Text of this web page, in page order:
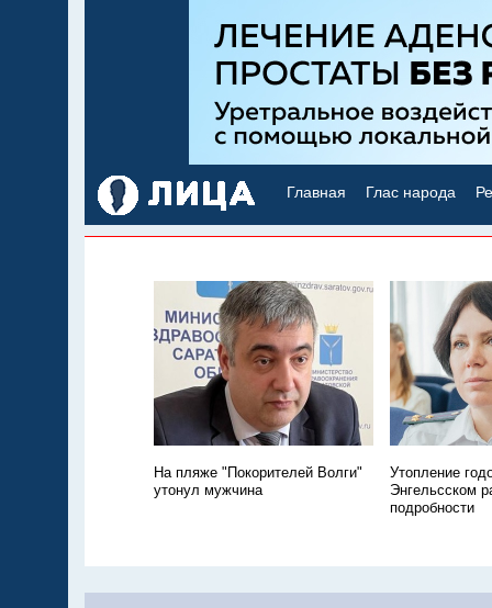
Главная Глас народа
На пляже "Покорителей Волги"
утонул мужчина
Утопление
Энгельсском
подробности